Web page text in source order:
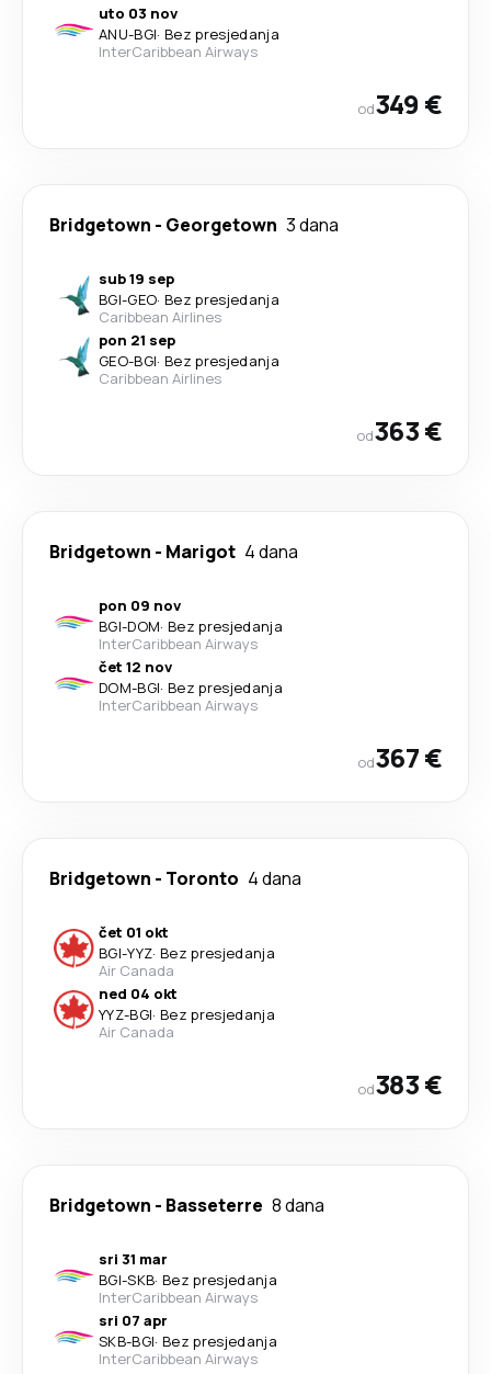
uto 03 nov
ANU-BGI· Bez presjedanja
InterCaribbean Airways
od349 €
Bridgetown - Georgetown 3 dana
sub 19 sep
BGI-GEO· Bez presjedanja
Caribbean Airlines
pon 21 sep
GEO-BGI· Bez presjedanja
Caribbean Airlines
od363 €
Bridgetown - Marigot 4 dana
pon 09 nov
BGI-DOM· Bez presjedanja
InterCaribbean Airways
čet 12 nov
DOM-BGI· Bez presjedanja
InterCaribbean Airways
od367 €
Bridgetown - Toronto 4 dana
čet 01 okt
BGI-YYZ· Bez presjedanja
Air Canada
ned 04 okt
YYZ-BGI· Bez presjedanja
Air Canada
od383 €
Bridgetown - Basseterre 8 dana
sri 31 mar
BGI-SKB· Bez presjedanja
InterCaribbean Airways
sri 07 apr
SKB-BGI· Bez presjedanja
InterCaribbean Airways